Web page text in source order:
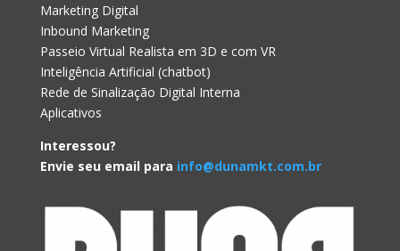
Marketing Digital
Inbound Marketing
Passeio Virtual Realista em 3D e com VR
Inteligência Artificial (chatbot)
Rede de Sinalização Digital Interna
Aplicativos
Interessou?
Envie seu email para info@dunamkt.com.br